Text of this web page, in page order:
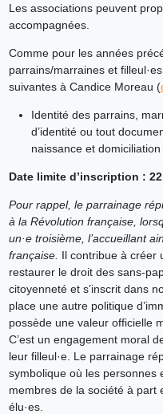
Les associations peuvent
accompagnées.
Comme pour les années
parrains/marraines et
suivantes à Candice Moreau (
Identité des parrains,
d’identité ou tout
naissance et
Date limite d’inscription :
Pour rappel, le parrainage
à la Révolution française,
un·e troisième, l’accueillant
française. Il contribue à créer
restaurer le droit des sans-
citoyenneté et s’inscrit dans
place une autre politique
possède une valeur officielle
C’est un engagement moral
leur filleul·e. Le parrainage
symbolique où les personnes
membres de la société à part
élu·es.